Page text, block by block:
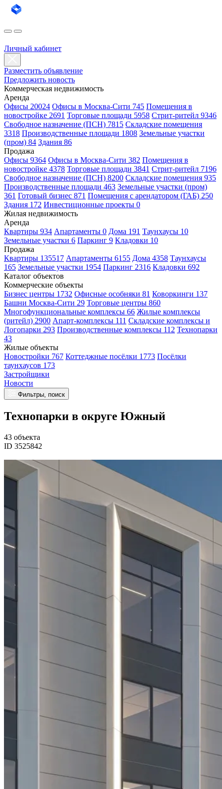
Личный кабинет
Разместить объявление
Предложить новость
Коммерческая недвижимость
Аренда
Офисы 20024 Офисы в Москва-Сити 745 Помещения в
новостройке 2691 Торговые площади 5958 Стрит-ритейл 9346
Свободное назначение (ПСН) 7815 Складские помещения
3318 Производственные площади 1808 Земельные участки
(пром) 84 Здания 86
Продажа
Офисы 9364 Офисы в Москва-Сити 382 Помещения в
новостройке 4378 Торговые площади 3841 Стрит-ритейл 7196
Свободное назначение (ПСН) 8200 Складские помещения 935
Производственные площади 463 Земельные участки (пром)
361 Готовый бизнес 871 Помещения с арендатором (ГАБ) 250
Здания 172 Инвестиционные проекты 0
Жилая недвижимость
Аренда
Квартиры 934 Апартаменты 0 Дома 191 Таунхаусы 10
Земельные участки 6 Паркинг 9 Кладовки 10
Продажа
Квартиры 135517 Апартаменты 6155 Дома 4358 Таунхаусы
165 Земельные участки 1954 Паркинг 2316 Кладовки 692
Каталог объектов
Коммерческие объекты
Бизнес центры 1732 Офисные особняки 81 Коворкинги 137
Башни Москва-Сити 29 Торговые центры 860
Многофункциональные комплексы 66 Жилые комплексы
(ритейл) 2900 Апарт-комплексы 111 Складские комплексы и
Логопарки 293 Производственные комплексы 112 Технопарки
43
Жилые объекты
Новостройки 767 Коттеджные посёлки 1773 Посёлки
таунхаусов 173
Застройщики
Новости
Фильтры, поиск
Технопарки в округе Южный
43 объекта
ID 3525842